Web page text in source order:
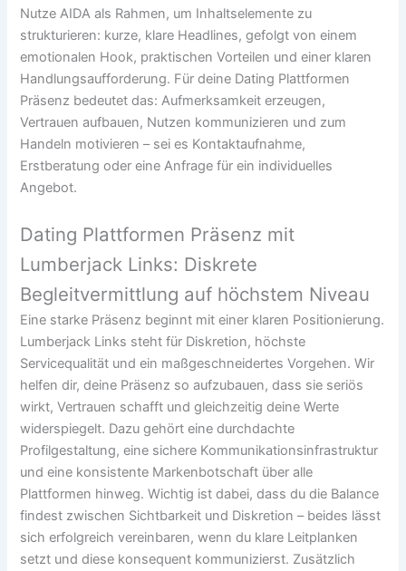
Nutze AIDA als Rahmen, um Inhaltselemente zu
strukturieren: kurze, klare Headlines, gefolgt von einem
emotionalen Hook, praktischen Vorteilen und einer klaren
Handlungsaufforderung. Für deine Dating Plattformen
Präsenz bedeutet das: Aufmerksamkeit erzeugen,
Vertrauen aufbauen, Nutzen kommunizieren und zum
Handeln motivieren – sei es Kontaktaufnahme,
Erstberatung oder eine Anfrage für ein individuelles
Angebot.
Dating Plattformen Präsenz mit
Lumberjack Links: Diskrete
Begleitvermittlung auf höchstem Niveau
Eine starke Präsenz beginnt mit einer klaren Positionierung.
Lumberjack Links steht für Diskretion, höchste
Servicequalität und ein maßgeschneidertes Vorgehen. Wir
helfen dir, deine Präsenz so aufzubauen, dass sie seriös
wirkt, Vertrauen schafft und gleichzeitig deine Werte
widerspiegelt. Dazu gehört eine durchdachte
Profilgestaltung, eine sichere Kommunikationsinfrastruktur
und eine konsistente Markenbotschaft über alle
Plattformen hinweg. Wichtig ist dabei, dass du die Balance
findest zwischen Sichtbarkeit und Diskretion – beides lässt
sich erfolgreich vereinbaren, wenn du klare Leitplanken
setzt und diese konsequent kommunizierst. Zusätzlich